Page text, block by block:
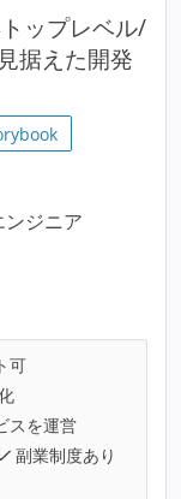
ップレベル/
据えた開発
ジニア
可
スを運営
副業制度あり